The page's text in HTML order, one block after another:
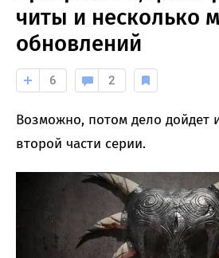
читы и несколько
обновлений
6 2
Возможно, потом дело дойдет
второй части серии.